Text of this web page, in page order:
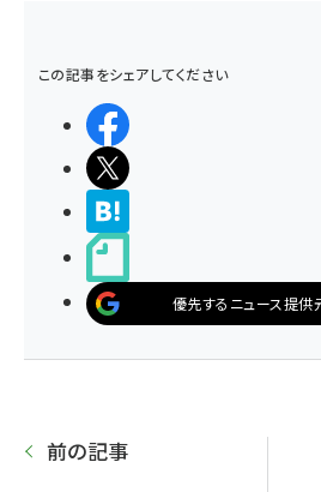
この記事をシェアしてください
優先するニュース提
前の記事